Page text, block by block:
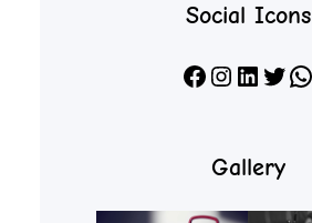
Social Icons
Facebook Instagram LinkedIn X WhatsApp
Gallery